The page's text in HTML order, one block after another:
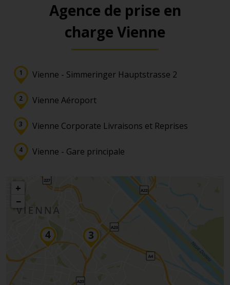
Agence de prise en
charge Vienne
Vienne - Simmeringer Hauptstrasse 2
Vienne Aéroport
Vienne Corporate Livraisons et Reprises
Vienne - Gare principale
+
−